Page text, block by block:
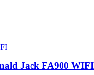
Jack FA900 WIFI